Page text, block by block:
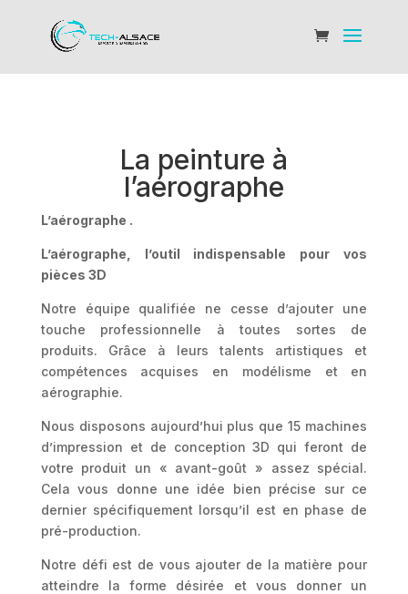
La peinture à
l’aérographe
L’aérographe .
L’aérographe, l’outil indispensable pour vos
pièces 3D
Notre équipe qualifiée ne cesse d’ajouter une
touche professionnelle à toutes sortes de
produits. Grâce à leurs talents artistiques et
compétences acquises en modélisme et en
aérographie.
Nous disposons aujourd’hui plus que 15 machines
d’impression et de conception 3D qui feront de
votre produit un « avant-goût » assez spécial.
Cela vous donne une idée bien précise sur ce
dernier spécifiquement lorsqu’il est en phase de
pré-production.
Notre défi est de vous ajouter de la matière pour
atteindre la forme désirée et vous donner un